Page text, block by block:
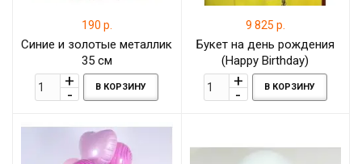
190 р.
Синие и золотые металлик
35 см
В КОРЗИНУ
9 825 р.
Букет на день рождения
(Happy Birthday)
В КОРЗИНУ